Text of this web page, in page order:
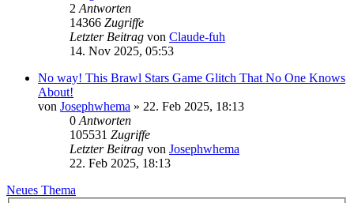
2Antworten
14366 Zugriffe
Letzter Beitrag von Claude-fuh
14. Nov 2025, 05:53
No way! This Brawl Stars Game Glitch That No One Knows
About!
von Josephwhema » 22. Feb 2025, 18:13
0Antworten
105531 Zugriffe
Letzter Beitrag von Josephwhema
22. Feb 2025, 18:13
Neues Thema